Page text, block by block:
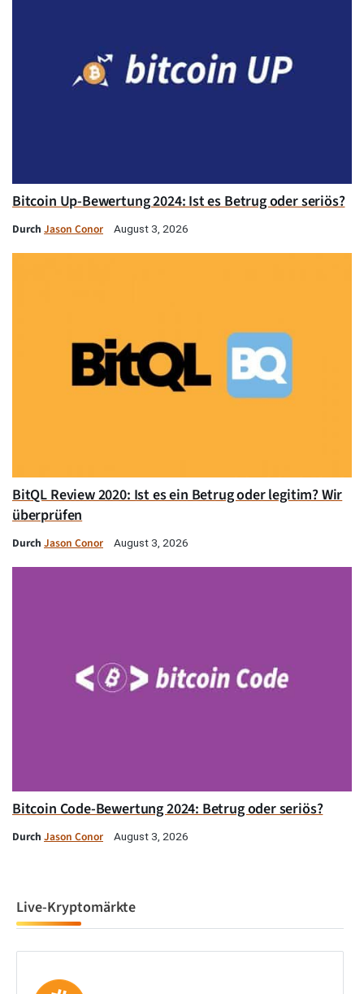
Bitcoin Up-Bewertung 2024: Ist es Betrug oder seriös?
Durch Jason Conor August 3, 2026
BitQL Review 2020: Ist es ein Betrug oder legitim? Wir
überprüfen
Durch Jason Conor August 3, 2026
Bitcoin Code-Bewertung 2024: Betrug oder seriös?
Durch Jason Conor August 3, 2026
Live-Kryptomärkte